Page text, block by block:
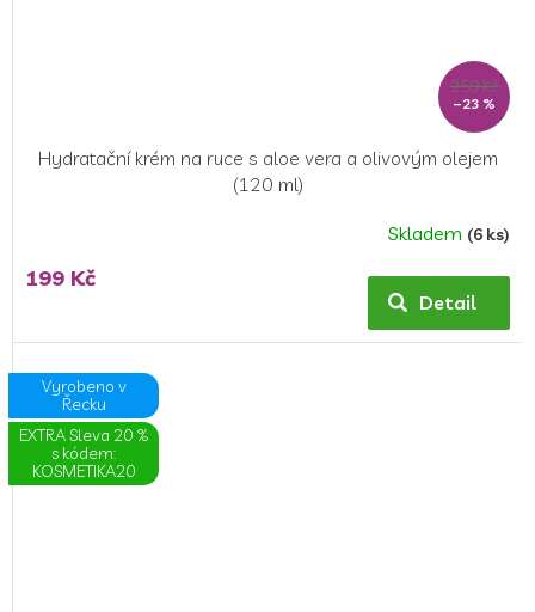
259 Kč
–23 %
Hydratační krém na ruce s aloe vera a olivovým olejem
(120 ml)
Skladem (6 ks)
199 Kč
Detail
Vyrobeno v
Řecku
EXTRA Sleva 20 %
s kódem:
KOSMETIKA20